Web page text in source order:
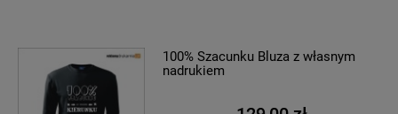
100% Szacunku Bluza z własnym
nadrukiem